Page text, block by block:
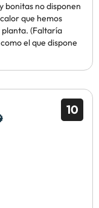
bonitas no disponen
que hemos
planta. (Faltaría
el que dispone
10